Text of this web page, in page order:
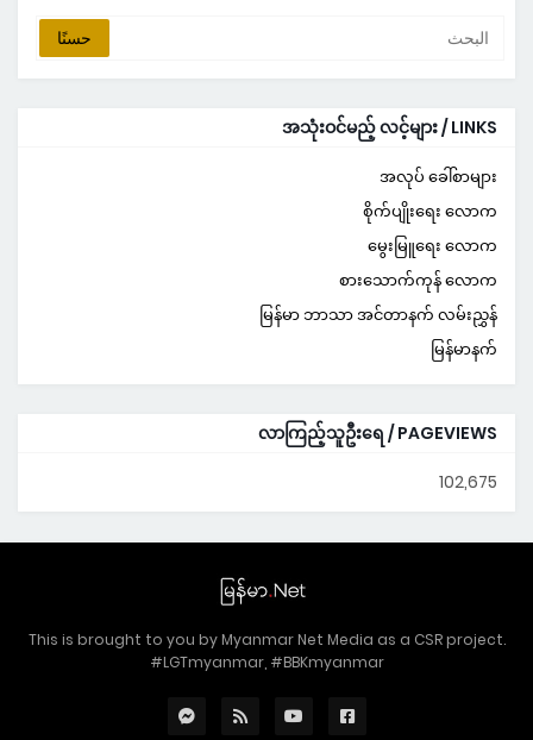
အသုံးဝင်မည့် လင့်များ / LINKS
အလုပ် ခေါ်စာများ
စိုက်ပျိုးရေး လောက
မွေးမြူရေး လောက
စားသောက်ကုန် လောက
မြန်မာ ဘာသာ အင်တာနက် လမ်းညွှန်
မြန်မာနက်
လာကြည့်သူဦးရေ / PAGEVIEWS
102,675
This is brought to you by Myanmar Net Media as a CSR project.
#LGTmyanmar, #BBKmyanmar